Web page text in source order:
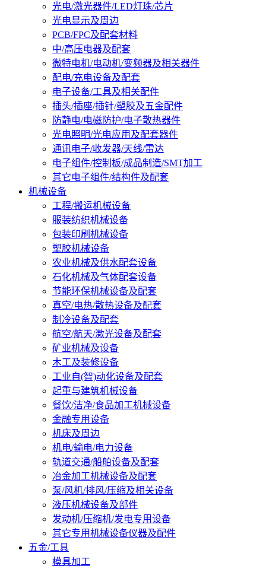
光电/激光器件/LED灯珠/芯片
光电显示及周边
PCB/FPC及配套材料
中/高压电器及配套
微特电机/电动机/变频器及相关器件
配电/充电设备及配套
电子设备/工具及相关配件
插头/插座/插针/塑胶及五金配件
防静电/电磁防护/电子散热器件
光电照明/光电应用及配套器件
通讯电子/收发器/天线/雷达
电子组件/控制板/成品制造/SMT加工
其它电子组件/结构件及配套
机械设备
工程/搬运机械设备
服装纺织机械设备
包装印刷机械设备
塑胶机械设备
农业机械及供水配套设备
石化机械及气体配套设备
节能环保机械设备及配套
真空/电热/散热设备及配套
制冷设备及配套
航空/航天/激光设备及配套
矿业机械及设备
木工及装修设备
工业自(智)动化设备及配套
起重与建筑机械设备
餐饮/洁净/食品加工机械设备
金融专用设备
机床及周边
机电/输电/电力设备
轨道交通/船舶设备及配套
冶金加工机械设备及配套
泵/风机/排风/压缩及相关设备
液压机械设备及部件
发动机/压缩机/发电专用设备
其它专用机械设备仪器及配件
五金/工具
模具加工